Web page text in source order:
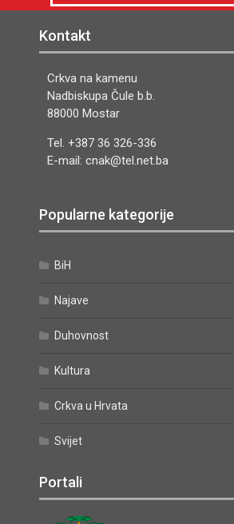
Kontakt
Crkva na kamenu
Nadbiskupa Čule b.b.
88000 Mostar
Tel. +387 36 326-336
E-mail: cnak@tel.net.ba
Popularne kategorije
BiH
Najave
Duhovnost
Kultura
Crkva u Hrvata
Svijet
Portali